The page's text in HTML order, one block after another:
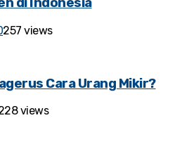
257 views
Cara Urang Mikir?
views